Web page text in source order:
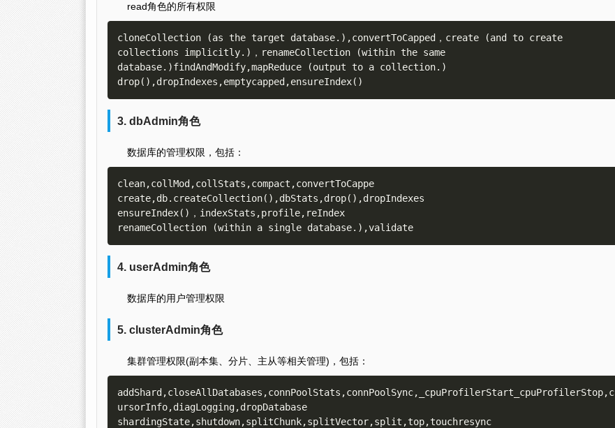
read角色的所有权限
cloneCollection (as the target database.),convertToCapped，create (and to create
collections implicitly.)，renameCollection (within the same
database.)findAndModify,mapReduce (output to a collection.)
3. dbAdmin角色
数据库的管理权限，包括：
clean,collMod,collStats,compact,convertToCappe
create,db.createCollection(),dbStats,drop(),dropIndexes
ensureIndex()，indexStats,profile,reIndex
4. userAdmin角色
数据库的用户管理权限
5. clusterAdmin角色
集群管理权限(副本集、分片、主从等相关管理)，包括：
addShard,closeAllDatabases,connPoolStats,connPoolSync,_cpuProfilerStart_cpuProfilerStop,c
ursorInfo,diagLogging,dropDatabase
shardingState,shutdown,splitChunk,splitVector,split,top,touchresync